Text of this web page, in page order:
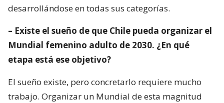
desarrollándose en todas sus categorías.
– Existe el sueño de que Chile pueda organizar el
Mundial femenino adulto de 2030. ¿En qué
etapa está ese objetivo?
El sueño existe, pero concretarlo requiere mucho
trabajo. Organizar un Mundial de esta magnitud